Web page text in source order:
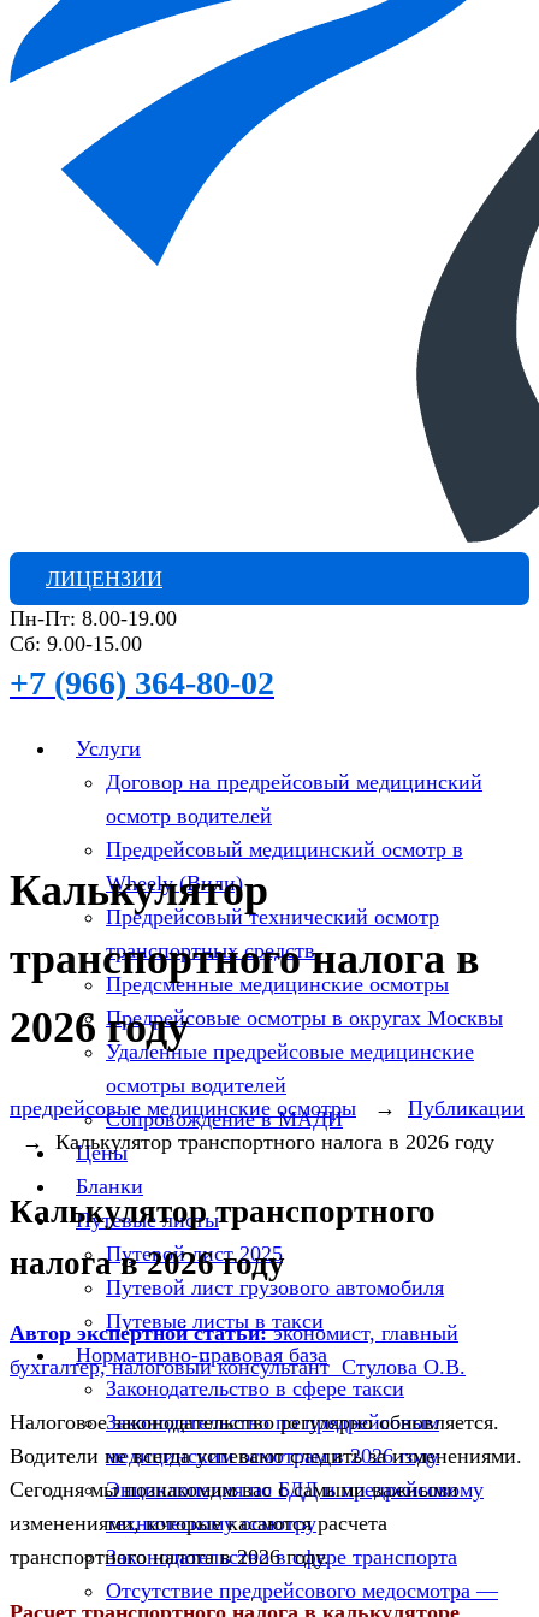
ЛИЦЕНЗИИ
Пн-Пт: 8.00-19.00
Сб: 9.00-15.00
+7 (966) 364-80-02
Услуги
Договор на предрейсовый медицинский
осмотр водителей
Предрейсовый медицинский осмотр в
Wheely (Вили)
Предрейсовый технический осмотр
транспортных средств
Предсменные медицинские осмотры
Предрейсовые осмотры в округах Москвы
Удаленные предрейсовые медицинские
осмотры водителей
Сопровождение в МАДИ
Цены
Бланки
Путевые листы
Путевой лист 2025
Путевой лист грузового автомобиля
Путевые листы в такси
Нормативно-правовая база
Законодательство в сфере такси
Законодательство по предрейсовым
медицинским осмотрам в 2026 году
Энциклопедия по БДД и предрейсовому
техническому осмотру
Законодательство в сфере транспорта
Отсутствие предрейсового медосмотра —
Калькулятор
транспортного налога в
2026 году
предрейсовые медицинские осмотры → Публикации
→ Калькулятор транспортного налога в 2026 году
Калькулятор транспортного
налога в 2026 году
Автор экспертной статьи:экономист, главный
бухгалтер, налоговый консультант Стулова О.В.
Налоговое законодательство регулярно обновляется.
Водители не всегда успевают следить за изменениями.
Сегодня мы познакомим вас с самыми важными
изменениями, которые касаются расчета
транспортного налога в 2026 году.
Расчет транспортного налога в калькуляторе